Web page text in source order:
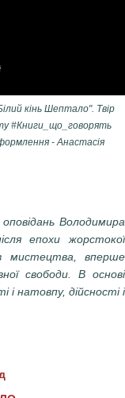
кінь Шептало". Твір
#Книги_що_говорять
- Анастасія
Володимира
епохи жорстокої
мистецтва, вперше
свободи. В основі
натовпу, дійсності і